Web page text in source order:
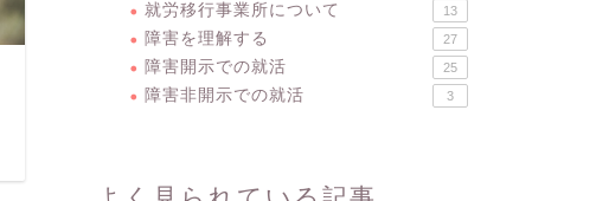
就労移行事業所について 13
障害を理解する 27
障害開示での就活 25
障害非開示での就活 3